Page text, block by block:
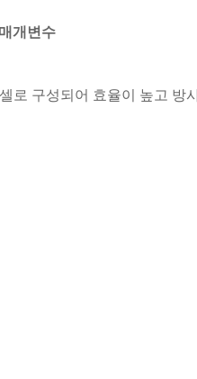
개변수
로 구성되어 효율이 높고 방